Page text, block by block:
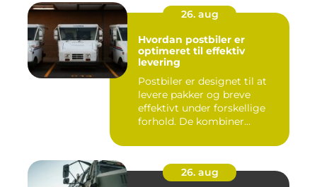
26. aug
Hvordan postbiler er
optimeret til effektiv
levering
Postbiler er designet til at
levere pakker og breve
effektivt under forskellige
forhold. De kombiner...
26. aug